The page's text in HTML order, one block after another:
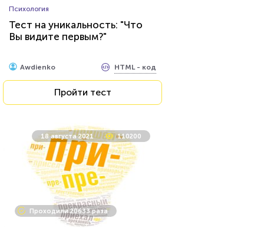
Тест о редких животных
Пройти тест
20 декабря 2021
Проходили 12101 раз
Психология
Тест на уникальность: "Что
Вы видите первым?"
Awdienko HTML - код
Пройти тест
18 августа 2021 110200
Проходили 20633 раза